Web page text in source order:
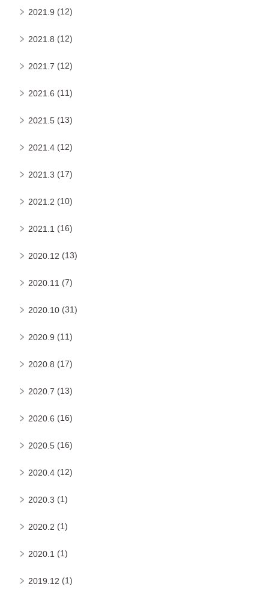
2021.9 (12)
2021.8 (12)
2021.7 (12)
2021.6 (11)
2021.5 (13)
2021.4 (12)
2021.3 (17)
2021.2 (10)
2021.1 (16)
2020.12 (13)
2020.11 (7)
2020.10 (31)
2020.9 (11)
2020.8 (17)
2020.7 (13)
2020.6 (16)
2020.5 (16)
2020.4 (12)
2020.3 (1)
2020.2 (1)
2020.1 (1)
2019.12 (1)